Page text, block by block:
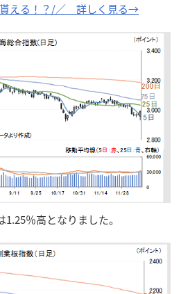
える！？/／ 詳しく見る→
％高となりました。